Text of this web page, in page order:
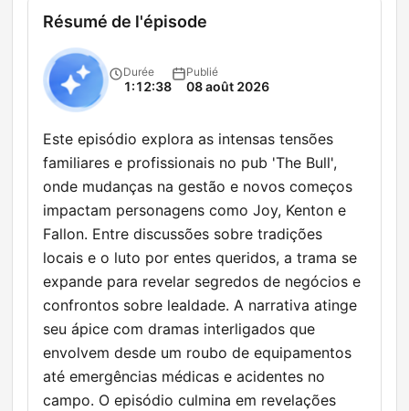
Résumé de l'épisode
Durée
1:12:38
Publié
08 août 2026
Este episódio explora as intensas tensões
familiares e profissionais no pub 'The Bull',
onde mudanças na gestão e novos começos
impactam personagens como Joy, Kenton e
Fallon. Entre discussões sobre tradições
locais e o luto por entes queridos, a trama se
expande para revelar segredos de negócios e
confrontos sobre lealdade. A narrativa atinge
seu ápice com dramas interligados que
envolvem desde um roubo de equipamentos
até emergências médicas e acidentes no
campo. O episódio culmina em revelações